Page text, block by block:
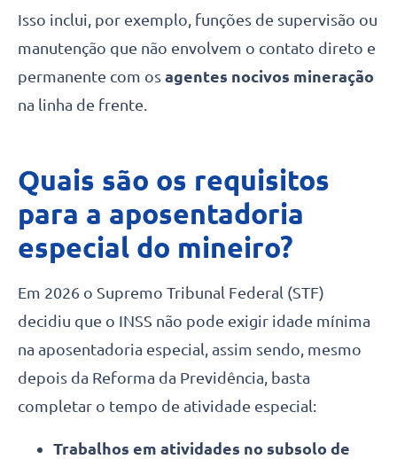
Isso inclui, por exemplo, funções de supervisão ou
manutenção que não envolvem o contato direto e
permanente com os agentes nocivos mineração
na linha de frente.
Quais são os requisitos
para a aposentadoria
especial do mineiro?
Em 2026 o Supremo Tribunal Federal (STF)
decidiu que o INSS não pode exigir idade mínima
na aposentadoria especial, assim sendo, mesmo
depois da Reforma da Previdência, basta
completar o tempo de atividade especial:
Trabalhos em atividades no subsolo de